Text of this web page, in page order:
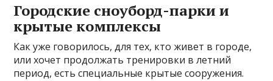
Городские сноуборд-парки и
крытые комплексы
Как уже говорилось, для тех, кто живет в городе,
или хочет продолжать тренировки в летний
период, есть специальные крытые сооружения.